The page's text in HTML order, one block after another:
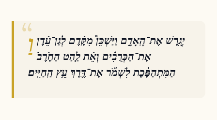
וַ יְגָ֖רֶשׁ אֶת־הָֽאָדָ֑ם וַיַּשְׁכֵּן֩ מִקֶּ֨דֶם לְגַן־עֵ֜דֶן
אֶת־הַכְּרֻבִ֗ים וְאֵ֨ת לַ֤הַט הַחֶ֙רֶב֙
הַמִּתְהַפֶּ֔כֶת לִשְׁמֹ֕ר אֶת־דֶּ֖רֶךְ עֵ֥ץ הַֽחַיִּֽים׃